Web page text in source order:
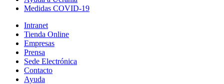
Medidas COVID-19
Intranet
Tienda Online
Empresas
Prensa
Sede Electrónica
Contacto
Ayuda